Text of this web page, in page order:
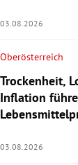
03.08.2026
Oberösterreich
Trockenheit,
Inflation
03.08.2026